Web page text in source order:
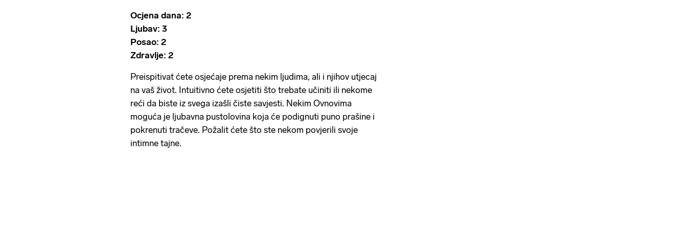
Ocjena dana: 2
Ljubav: 3
Posao: 2
Zdravlje: 2
Preispitivat ćete osjećaje prema nekim ljudima, ali i njihov utjecaj
na vaš život. Intuitivno ćete osjetiti što trebate učiniti ili nekome
reći da biste iz svega izašli čiste savjesti. Nekim Ovnovima
moguća je ljubavna pustolovina koja će podignuti puno prašine i
pokrenuti tračeve. Požalit ćete što ste nekom povjerili svoje
intimne tajne.